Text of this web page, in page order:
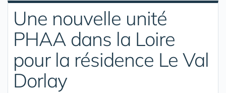
Une nouvelle unité
PHAA dans la Loire
pour la résidence Le Val
Dorlay